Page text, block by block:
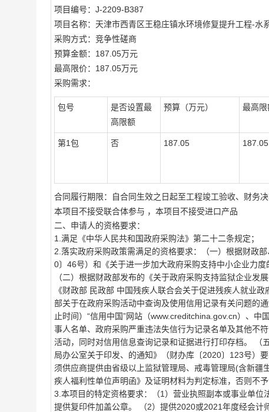
项目编号：J-2209-B387
项目名称：天津市西青区王稳庄镇水环境修复提升工程-水
采购方式：竞争性磋商
预算金额：187.05万元
最高限价：187.05万元
采购需求：
包号
是否设置最
高限额
预算（万元） 最高限
第1包 否 187.05 187.05
合同履行期限：自合同生效之日起至工程竣工验收、财务
本项目不接受联合体参与 ，本项目不接受进口产品
二、申请人的资格要求：
1.满足《中华人民共和国政府采购法》第二十二条规定；
2.落实政府采购政策需满足的资格要求：（一）根据财政
0〕46号）和《关于进一步加大政府采购支持中小企业力
（二）根据财政部发布的《关于政府采购支持监狱企业
《财政部 民政部 中国残疾人联合会关于促进残疾人就业
部关于在政府采购活动中查询及使用信用记录有关问题的
止时间）“信用中国”网站（www.creditchina.gov.cn）、
事人名单、政府采购严重违法失信行为记录名单及其他不
活动，同时对信用信息查询记录和证据进行打印存档。 （
局办公室关于印发、的通知》（财办库〔2020〕123号）
须供应商提供由省级以上监狱管理局、戒毒管理局(含新
疾人福利性单位声明函》及证明材料为判定标准，否则不
3.本项目的特定资格要求：（1）营业执照副本或事业单位
提供复印件加盖公章。 （2）提供2020或2021年度经会计